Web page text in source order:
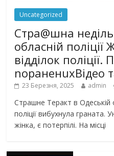
Uncategorized
Стра@шна
обласній поліції
відділок
nораненuхВідео
23 Березня, 2025 admin
Страшне Теракт в Одеській
поліції вибухнула граната.
жінка, є потерпілі. На місці